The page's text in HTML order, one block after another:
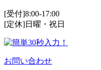
[受付]8:00-17:00
[定休]日曜・祝日
お問い合わせ